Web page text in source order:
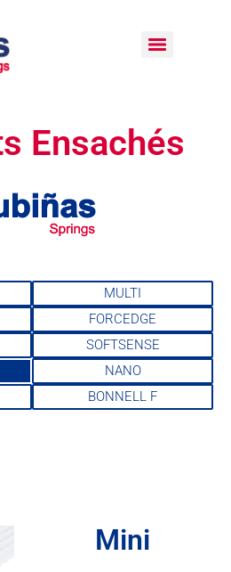
Ensachés
MULTI
FORCEDGE
SOFTSENSE
NANO
BONNELL F
Mini